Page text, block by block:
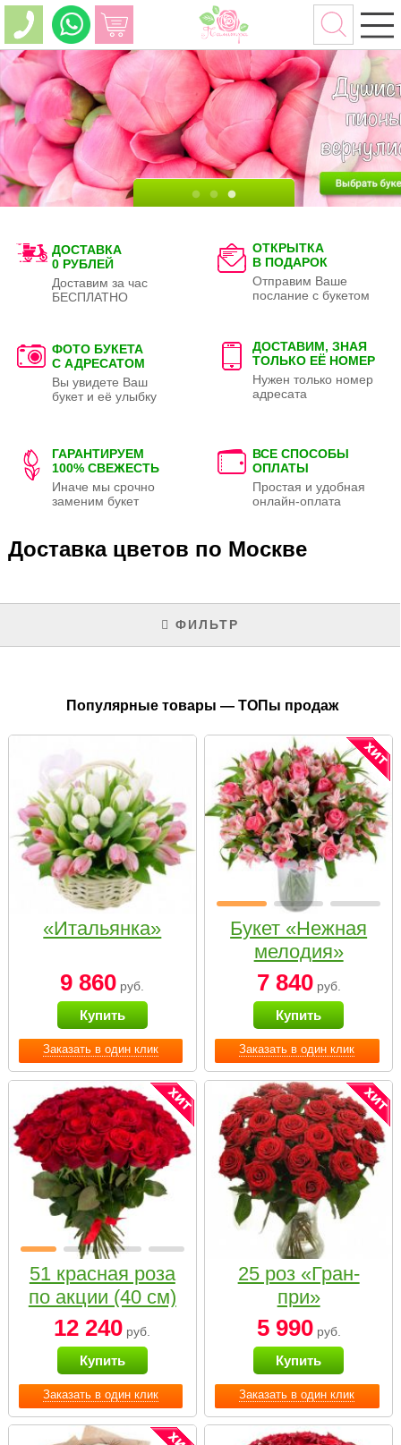
ДОСТАВКА
0 РУБЛЕЙ
Доставим за час
БЕСПЛАТНО
ОТКРЫТКА
В ПОДАРОК
Отправим Ваше
послание с букетом
ФОТО БУКЕТА
С АДРЕСАТОМ
Вы увидете Ваш
букет и её улыбку
ДОСТАВИМ, ЗНАЯ
ТОЛЬКО ЕЁ НОМЕР
Нужен только номер
адресата
ГАРАНТИРУЕМ
100% СВЕЖЕСТЬ
Иначе мы срочно
заменим букет
ВСЕ СПОСОБЫ
ОПЛАТЫ
Простая и удобная
онлайн-оплата
Доставка цветов по Москве
ФИЛЬТР
Популярные товары — ТОПы продаж
Заказать в один клик
«Итальянка»
9 860 руб.
Купить
Заказать в один клик
Букет «Нежная
мелодия»
7 840руб.
Купить
Заказать в один клик
51 красная роза
по акции (40 см)
12 240 руб.
Купить
Заказать в один клик
25 роз «Гран-
при»
5 990руб.
Купить